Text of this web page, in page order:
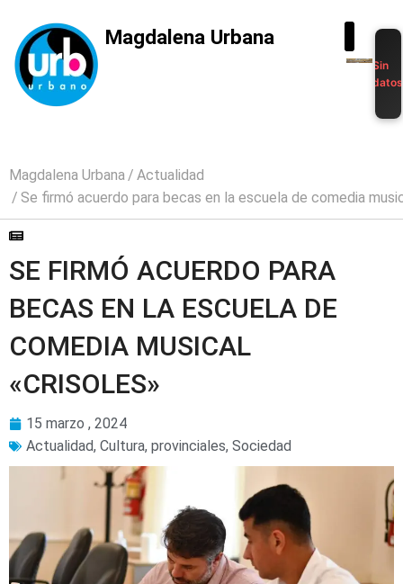
Magdalena Urbana
Sin
datos
Magdalena Urbana
Actualidad
Se firmó acuerdo para becas en la escuela de comedia
SE FIRMÓ ACUERDO PARA
BECAS EN LA ESCUELA DE
COMEDIA MUSICAL
«CRISOLES»
15 marzo , 2024
Actualidad, Cultura, provinciales, Sociedad